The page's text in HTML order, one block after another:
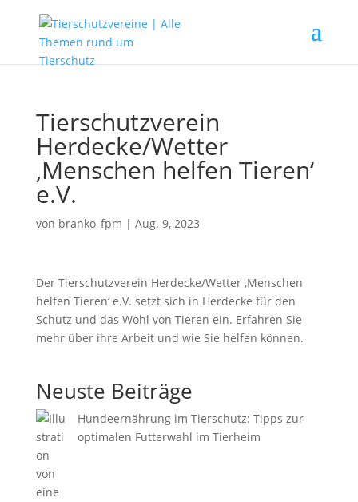
Tierschutzverein
Herdecke/Wetter
‚Menschen helfen Tieren‘
e.V.
von branko_fpm | Aug. 9, 2023
Der Tierschutzverein Herdecke/Wetter ‚Menschen
helfen Tieren‘ e.V. setzt sich in Herdecke für den
Schutz und das Wohl von Tieren ein. Erfahren Sie
mehr über ihre Arbeit und wie Sie helfen können.
Neuste Beiträge
Hundeernährung im Tierschutz: Tipps zur
optimalen Futterwahl im Tierheim